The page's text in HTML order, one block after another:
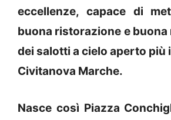
eccellenze, capace di
buona ristorazione e buona
dei salotti a cielo aperto più
Civitanova Marche.
Nasce così Piazza